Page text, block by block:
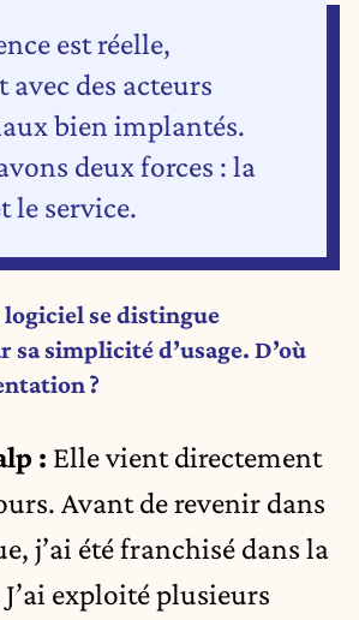
est réelle,
des acteurs
bien implantés.
deux forces : la
le service.
logiciel se distingue
simplicité d’usage. D’où
?
: Elle vient directement
Avant de revenir dans
j’ai été franchisé dans la
exploité plusieurs